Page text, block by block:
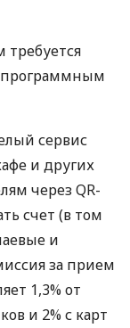
требуется
программным
сервис
и других
через QR-
счет (в том
и
за прием
1,3% от
и 2% с карт